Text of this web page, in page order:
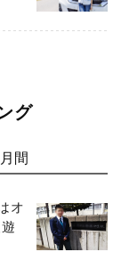
グ
月間
オ